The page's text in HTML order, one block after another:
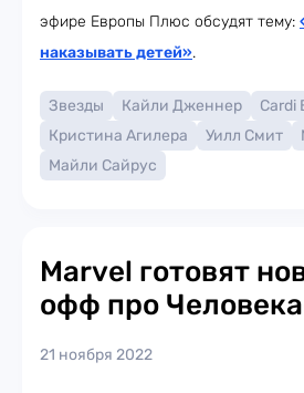
эфире Европы Плюс обсудят тему:
наказывать детей».
Звезды Кайли Дженнер Cardi
Кристина Агилера
Уилл Смит
Майли Сайрус
Marvel готовят
офф про
21 ноября 2022